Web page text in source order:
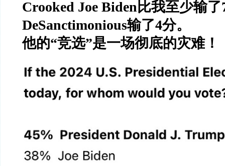
Crooked Joe Biden 比我至少输了
DeSanctimonious输了4分。
他的“竞选”是一场彻底的灾难！